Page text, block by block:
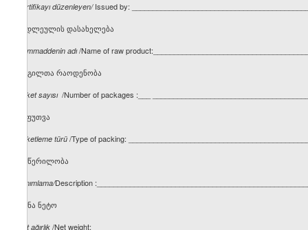
Sertifikayı düzenleyen/ Issued by:
ნედლეულის დასახელება
Hammaddenin adı/Name of raw
ადგილთა რაოდენობა
Paket sayısı/Number of packages :___
შეფუთვა
Paketleme türü /Type of packing:
აღწერილობა
Tanımlama/Description
წონა ნეტო
Net ağırlık /Net